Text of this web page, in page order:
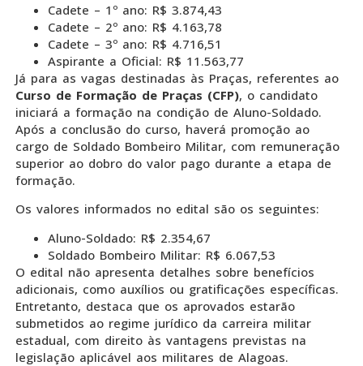
Cadete – 1º ano: R$ 3.874,43
Cadete – 2º ano: R$ 4.163,78
Cadete – 3º ano: R$ 4.716,51
Aspirante a Oficial: R$ 11.563,77
Já para as vagas destinadas às Praças, referentes ao
Curso de Formação de Praças (CFP), o candidato
iniciará a formação na condição de Aluno-Soldado.
Após a conclusão do curso, haverá promoção ao
cargo de Soldado Bombeiro Militar, com remuneração
superior ao dobro do valor pago durante a etapa de
formação.
Os valores informados no edital são os seguintes:
Aluno-Soldado: R$ 2.354,67
Soldado Bombeiro Militar: R$ 6.067,53
O edital não apresenta detalhes sobre benefícios
adicionais, como auxílios ou gratificações específicas.
Entretanto, destaca que os aprovados estarão
submetidos ao regime jurídico da carreira militar
estadual, com direito às vantagens previstas na
legislação aplicável aos militares de Alagoas.